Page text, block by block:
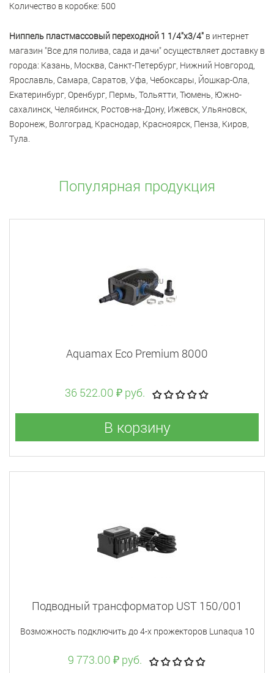
Количество в коробке: 500
Ниппель пластмассовый переходной 1 1/4"x3/4" в интернет
магазин "Все для полива, сада и дачи" осуществляет доставку в
города: Казань, Москва, Санкт-Петербург, Нижний Новгород,
Ярославль, Самара, Саратов, Уфа, Чебоксары, Йошкар-Ола,
Екатеринбург, Оренбург, Пермь, Тольятти, Тюмень, Южно-
сахалинск, Челябинск, Ростов-на-Дону, Ижевск, Ульяновск,
Воронеж, Волгоград, Краснодар, Красноярск, Пенза, Киров,
Тула.
Популярная продукция
Aquamax Eco Premium 8000
36 522.00 ₽ руб.
В корзину
Подводный трансформатор UST 150/001
Возможность подключить до 4-х прожекторов Lunaqua 10
9 773.00 ₽ руб.